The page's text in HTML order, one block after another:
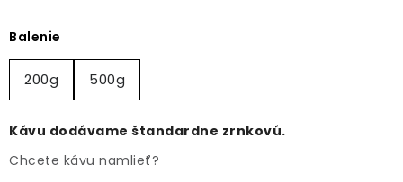
Ako vybrať kávu
Kontakt
Blog o káve
Balenie
200g 500g
Kávu dodávame štandardne zrnkovú.
Chcete kávu namlieť?